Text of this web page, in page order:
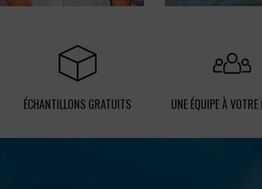
ÉCHANTILLONS GRATUITS UNE ÉQUIPE À VOTRE